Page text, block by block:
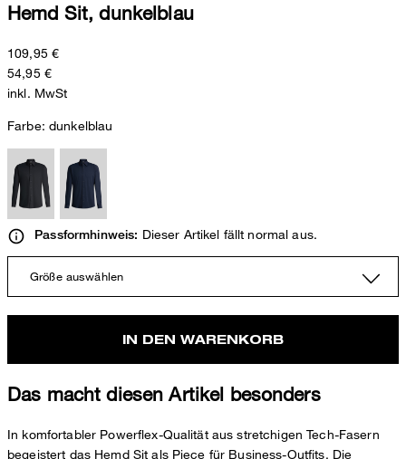
Hemd Sit, dunkelblau
109,95 €
54,95 €
inkl. MwSt
Farbe: dunkelblau
Passformhinweis: Dieser Artikel fällt normal aus.
Größe auswählen
IN DEN WARENKORB
Das macht diesen Artikel besonders
In komfortabler Powerflex-Qualität aus stretchigen Tech-Fasern
begeistert das Hemd Sit als Piece für Business-Outfits. Die